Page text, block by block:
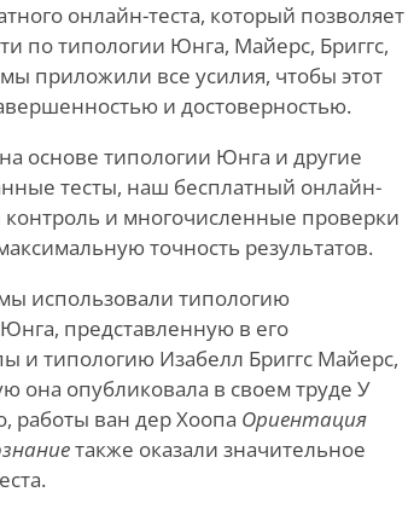
онлайн-теста, который позволяет
по типологии Юнга, Майерс, Бриггс,
приложили все усилия, чтобы этот
и достоверностью.
основе типологии Юнга и другие
тесты, наш бесплатный онлайн-
контроль и многочисленные проверки
точность результатов.
использовали типологию
представленную в его
и типологию Изабелл Бриггс Майерс,
она опубликовала в своем труде У
работы ван дер Хоопа Ориентация
также оказали значительное